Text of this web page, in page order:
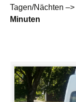
Tagen/Nächten –>
Minuten